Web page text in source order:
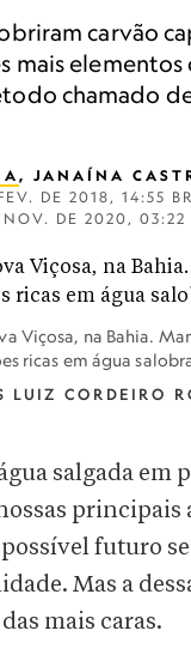
carvão
mais
chamado
, JANAÍNA
DE 2018, 14:55
NOV. DE 2020, 03:22
Viçosa, na Bahia.
ricas em água
LUIZ CORDEIRO
salgada em
principais
futuro
Mas a
mais caras.